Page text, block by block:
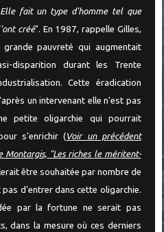
fait un type d'homme tel que
créé". En 1987, rappelle Gilles,
pauvreté qui augmentait
disparition durant les Trente
Cette éradication
un intervenant elle n'est pas
petite oligarchie qui pourrait
s'enrichir (Voir un précédent
Montargis, "Les riches le méritent-
être souhaitée par nombre de
d'entrer dans cette oligarchie.
par la fortune ne serait pas
dans la mesure où ces derniers